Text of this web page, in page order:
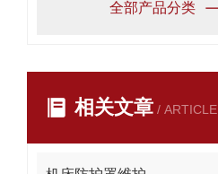
全部产品分类
相关文章 / ARTICLE